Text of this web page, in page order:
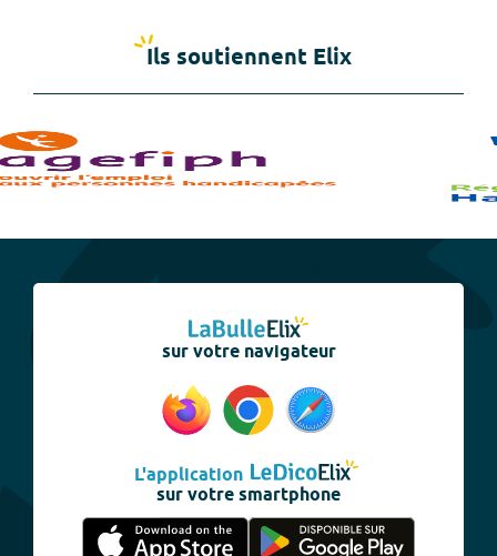
Ils soutiennent Elix
sur votre navigateur
L'application
sur votre smartphone